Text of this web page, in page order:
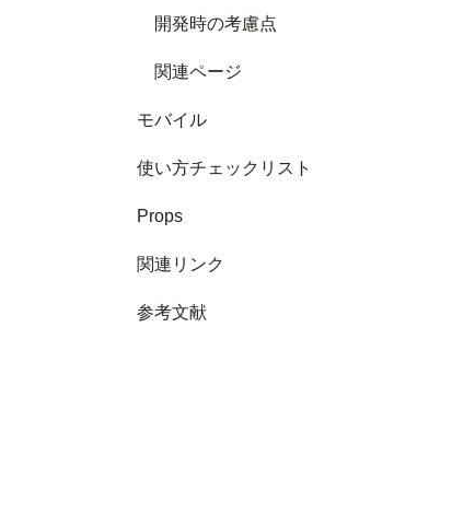
開発時の考慮点
関連ページ
モバイル
使い方チェックリスト
Props
関連リンク
参考文献